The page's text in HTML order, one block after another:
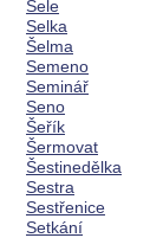
Sele
Selka
Šelma
Semeno
Seminář
Seno
Šeřík
Šermovat
Šestinedělka
Sestra
Sestřenice
Setkání